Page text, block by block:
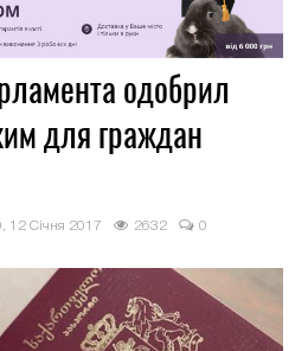
одобрил
для граждан
12 Січня 2017 2632 0